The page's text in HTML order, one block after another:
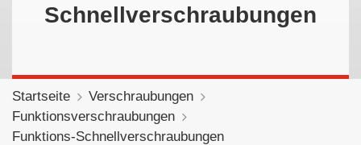
Schnellverschraubungen
Startseite
Verschraubungen
Funktionsverschraubungen
Funktions-Schnellverschraubungen